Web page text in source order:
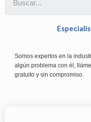
Somos expertos en la
algún problema con él,
gratuito y sin compromiso.